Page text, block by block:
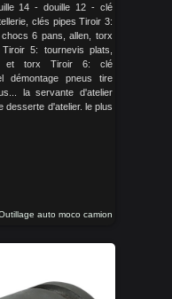
14 - douille 12 - clé
clés pipes Tiroir 3:
6 pans, allen, torx
5: tournevis plats,
et torx Tiroir 6: clé
démontage pneus tire
la servante d'atelier
desserte d'atelier. le plus
auto moco camion